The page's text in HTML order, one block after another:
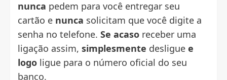
nunca pedem para você entregar seu
cartão e nunca solicitam que você digite a
senha no telefone. Se acaso receber uma
ligação assim, simplesmente desligue e
logo ligue para o número oficial do seu
banco.